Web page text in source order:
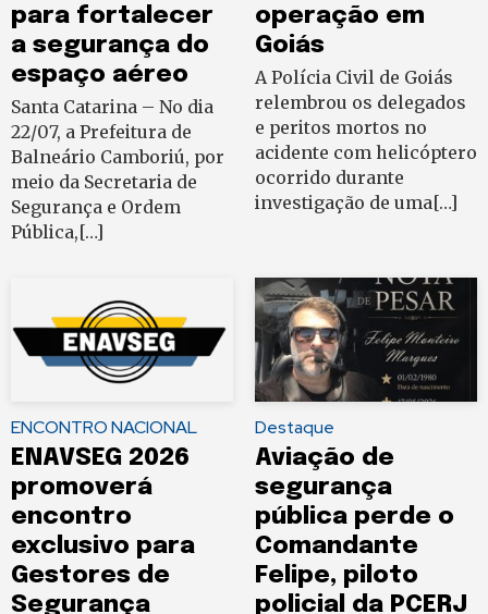
para fortalecer
a segurança do
espaço aéreo
Santa Catarina – No dia
22/07, a Prefeitura de
Balneário Camboriú, por
meio da Secretaria de
Segurança e Ordem
Pública,[…]
operação em
Goiás
A Polícia Civil de Goiás
relembrou os delegados
e peritos mortos no
acidente com helicóptero
ocorrido durante
investigação de uma[…]
ENCONTRO NACIONAL
ENAVSEG 2026
promoverá
encontro
exclusivo para
Gestores de
Segurança
Destaque
Aviação de
segurança
pública perde o
Comandante
Felipe, piloto
policial da PCERJ